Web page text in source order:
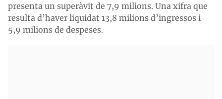
presenta un superàvit de 7,9 milions. Una xifra que
resulta d’haver liquidat 13,8 milions d’ingressos i
5,9 milions de despeses.